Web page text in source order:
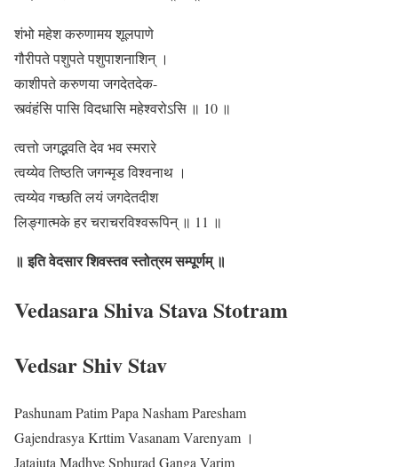
शंभो महेश करुणामय शूलपाणे
गौरीपते पशुपते पशुपाशनाशिन् ।
काशीपते करुणया जगदेतदेक-
स्त्वंहंसि पासि विदधासि महेश्वरोऽसि ॥ 10 ॥
त्वत्तो जगद्भवति देव भव स्मरारे
त्वय्येव तिष्ठति जगन्मृड विश्वनाथ ।
त्वय्येव गच्छति लयं जगदेतदीश
लिङ्गात्मके हर चराचरविश्वरूपिन् ॥ 11 ॥
॥ इति वेदसार शिवस्तव स्तोत्रम सम्पूर्णम् ॥
Vedasara Shiva Stava Stotram
Vedsar Shiv Stav
Pashunam Patim Papa Nasham Paresham
Gajendrasya Krttim Vasanam Varenyam ।
Jatajuta Madhye Sphurad Ganga Varim